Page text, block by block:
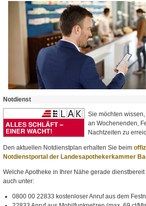
Notdienst
Sie möchten
an Wochenenden,
Nachtzeiten zu
Den aktuellen Notdienstplan erhalten Sie beim
Notdienstportal der Landesapothekerkammer
Welche Apotheke in Ihrer Nähe gerade
auch unter:
0800 00 22833 kostenloser Anruf aus dem